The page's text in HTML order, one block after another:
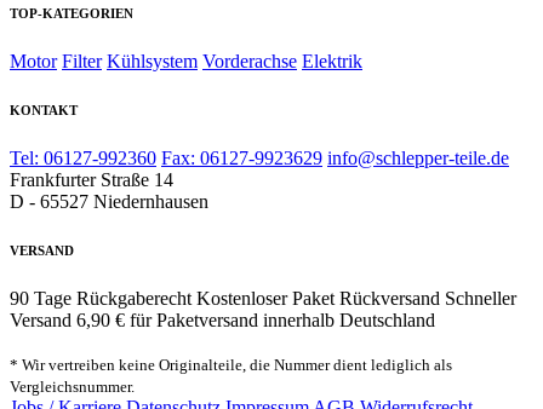
TOP-KATEGORIEN
Motor Filter Kühlsystem Vorderachse Elektrik
KONTAKT
Tel: 06127-992360 Fax: 06127-9923629 info@schlepper-teile.de
Frankfurter Straße 14
D - 65527 Niedernhausen
VERSAND
90 Tage Rückgaberecht Kostenloser Paket Rückversand Schneller
Versand 6,90 € für Paketversand innerhalb Deutschland
* Wir vertreiben keine Originalteile, die Nummer dient lediglich als
Vergleichsnummer.